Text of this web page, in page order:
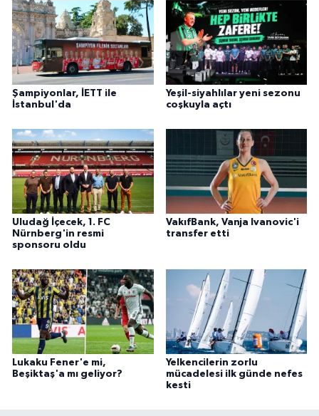
Şampiyonlar, İETT ile
İstanbul'da
Yeşil-siyahlılar yeni sezonu
coşkuyla açtı
Uludağ İçecek, 1. FC
Nürnberg'in resmi
sponsoru oldu
VakıfBank, Vanja Ivanovic'i
transfer etti
Lukaku Fener'e mi,
Beşiktaş'a mı geliyor?
Yelkencilerin zorlu
mücadelesi ilk günde nefes
kesti